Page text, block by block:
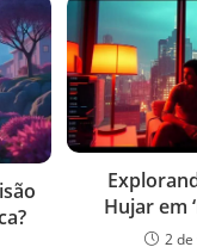
Hujar em
2